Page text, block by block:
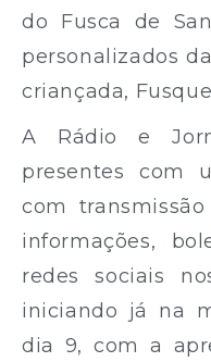
do Fusca de
personalizados
criançada,
A Rádio e
presentes com
com
informações,
redes sociais
iniciando já na
dia 9, com a